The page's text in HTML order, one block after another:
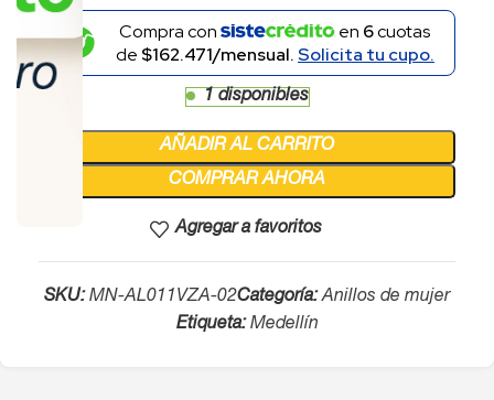
Compra con en 6cuotas
de $162.471/mensual.Solicita tu cupo.
1 disponibles
AÑADIR AL CARRITO
COMPRAR AHORA
Agregar a favoritos
SKU:MN-AL011VZA-02Categoría: Anillos de mujer
Etiqueta: Medellín